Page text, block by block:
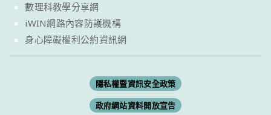
數理科教學分享網
iWIN網路內容防護機構
身心障礙權利公約資訊網
隱私權暨資訊安全政策
政府網站資料開放宣告